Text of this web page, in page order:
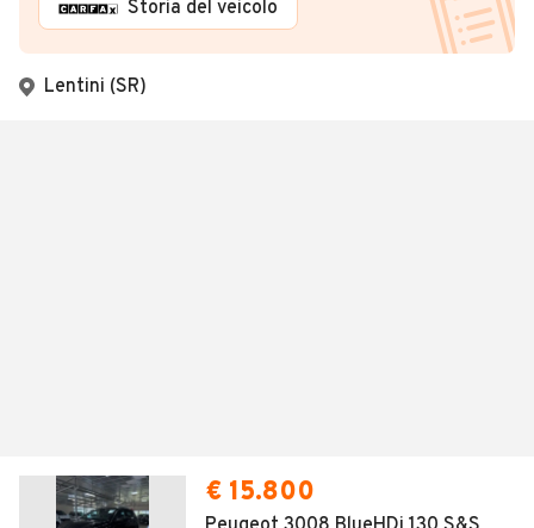
Storia del veicolo
Lentini (SR)
€ 15.800